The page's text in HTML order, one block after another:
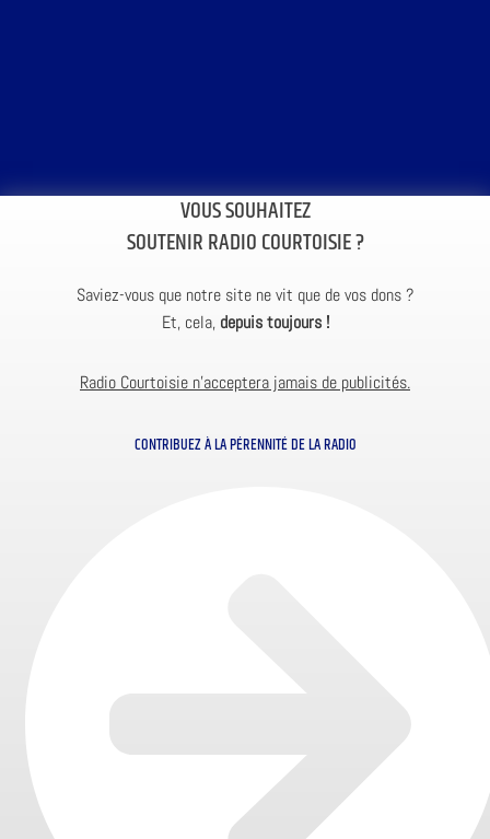
VOUS SOUHAITEZ
SOUTENIR RADIO COURTOISIE ?
Saviez-vous que notre site ne vit que de vos dons ?
Et, cela, depuis toujours !
Radio Courtoisie n’acceptera jamais de publicités.
CONTRIBUEZ À LA PÉRENNITÉ DE LA RADIO